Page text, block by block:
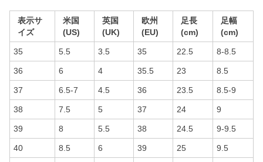
表示サ
イズ
米国
(US)
英国
(UK)
欧州
(EU)
足長
(cm)
足幅
(cm)
35 5.5 3.5 35 22.5 8-8.5
36 6 4 35.5 23 8.5
37 6.5-7 4.5 36 23.5 8.5-9
38 7.5 5 37 24 9
39 8 5.5 38 24.5 9-9.5
40 8.5 6 39 25 9.5